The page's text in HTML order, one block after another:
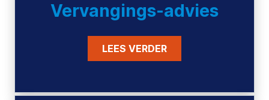
Vervangings-advies
LEES VERDER